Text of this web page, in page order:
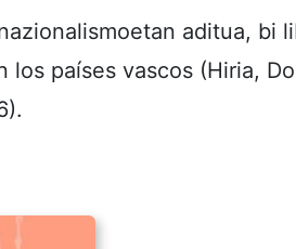
aditua, bi
países vascos (Hiria,